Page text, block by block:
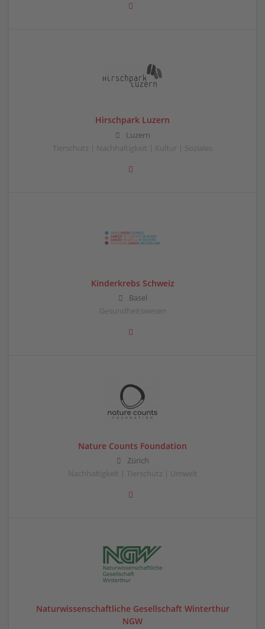
Hirschpark Luzern
Luzern
Tierschutz | Nachhaltigkeit | Kultur | Soziales
Kinderkrebs Schweiz
Basel
Gesundheitswesen
Nature Counts Foundation
Zürich
Nachhaltigkeit | Tierschutz | Umwelt
Naturwissenschaftliche Gesellschaft Winterthur
NGW